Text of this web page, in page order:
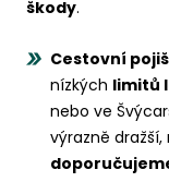
škody.
Cestovní
nízkých limitů
nebo ve
výrazně dražší,